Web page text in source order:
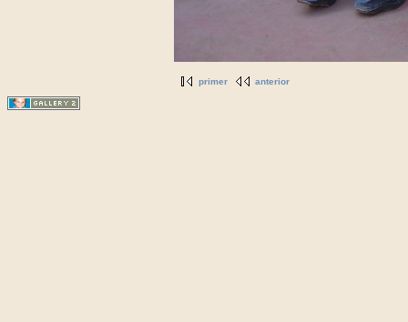
primer anterior